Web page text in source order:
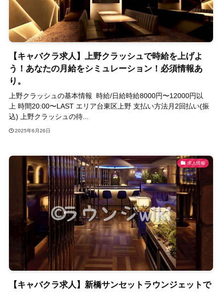
【キャバクラ求人】上野クラッシュで時給を上げよ
う！あなたの月給をシミュレーション！必須情報あ
り。
上野クラッシュの基本情報 時給/日給時給8000円〜12000円以
上 時間20:00〜LAST エリア台東区上野 支払い方法月2回払い(振
込) 上野クラッシュの待...
2025年6月26日
求人情報
【キャバクラ求人】新橋サンセットラウンジェットで